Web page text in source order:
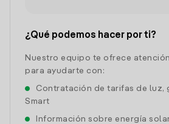
¿Qué podemos hacer por ti?
Nuestro equipo te ofrece
para ayudarte con:
Contratación de tarifas de luz,
Smart
Información sobre energía